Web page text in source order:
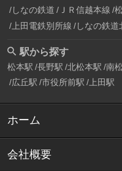
しなの鉄道 ＪＲ信越本線
上田電鉄別所線 しなの鉄道
駅から探す
松本駅 長野駅 北松本駅 南
広丘駅 市役所前駅 上田駅
ホーム
会社概要